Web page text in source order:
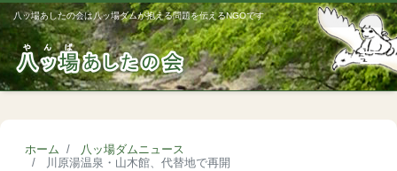
八ッ場あしたの会は八ッ場ダムが抱える問題を伝えるNGOです
ホーム
八ッ場ダムニュース
川原湯温泉・山木館、代替地で再開